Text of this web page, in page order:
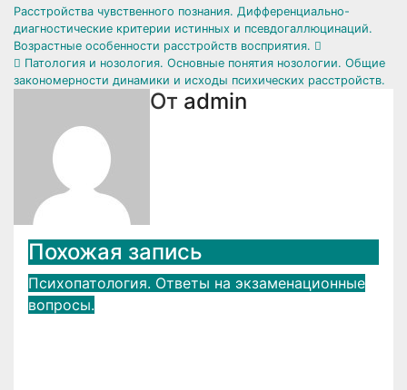
Навигация
по
записям
Расстройства чувственного познания. Дифференциально-
диагностические критерии истинных и псевдогаллюцинаций.
Возрастные особенности расстройств восприятия.
Патология и нозология. Основные понятия нозологии. Общие
закономерности динамики и исходы психических расстройств.
От admin
Похожая запись
Психопатология. Ответы на экзаменационные
вопросы.